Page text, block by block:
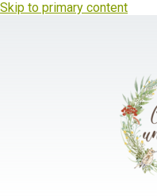
Skip to primary content